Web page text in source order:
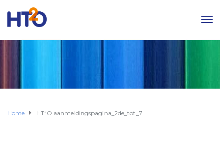
Home HT²O aanmeldingspagina_2de_tot_7